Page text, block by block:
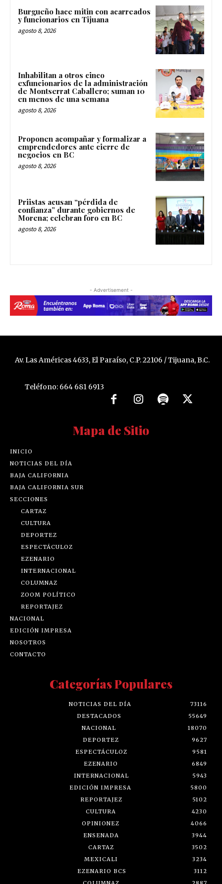
Burgueño hace mitin con acarreados
y funcionarios en Tijuana
agosto 8, 2026
Inhabilitan a otros cinco
exfuncionarios de la administración
de Montserrat Caballero; suman 10
en menos de una semana
agosto 8, 2026
Proponen acompañar y formalizar a
emprendedores ante cierre de
negocios en BC
agosto 8, 2026
Priistas acusan “pérdida de
confianza” durante gobiernos de
Morena; celebran foro en BC
agosto 8, 2026
- Advertisement -
Av. Las Américas 4633, El Paraíso, C.P. 22106 / Tijuana, B.C.
Teléfono: 664 681 6913
Mapa de Sitio
INICIO
NOTICIAS DEL DÍA
BAJA CALIFORNIA
BAJA CALIFORNIA SUR
SECCIONES
CARTAZ
CULTURA
DEPORTEZ
ESPECTÁCULOZ
EZENARIO
INTERNACIONAL
COLUMNAZ
ZOOM POLÍTICO
REPORTAJEZ
NACIONAL
EDICIÓN IMPRESA
NOSOTROS
CONTACTO
Categorías Populares
NOTICIAS DEL DÍA
73116
DESTACADOS
55649
NACIONAL
18070
DEPORTEZ
9627
ESPECTÁCULOZ
9581
EZENARIO
6849
INTERNACIONAL
5943
EDICIÓN IMPRESA
5800
REPORTAJEZ
5102
CULTURA
4230
OPINIONEZ
4066
ENSENADA
3944
CARTAZ
3502
MEXICALI
3234
EZENARIO BCS
3112